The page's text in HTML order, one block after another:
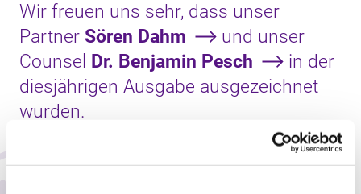
Wir freuen uns sehr, dass unser
Partner Sören Dahm
und unser
Counsel Dr. Benjamin Pesch
in der
diesjährigen Ausgabe ausgezeichnet
wurden.
Die Anerkennung spiegelt ihre langjährige